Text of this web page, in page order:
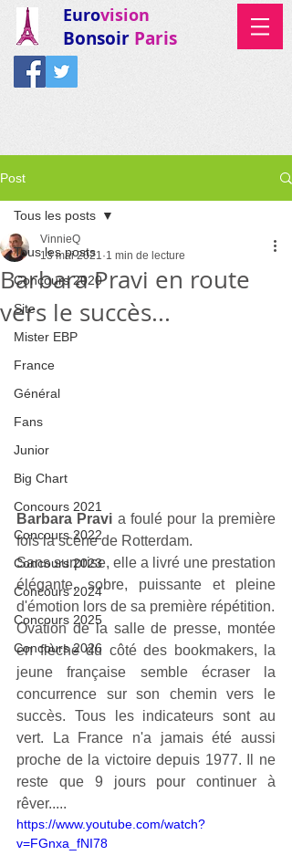
Eurovision
Bonsoir Paris
Post
Tous les posts
Concours 2020
Site
Mister EBP
France
Général
Fans
Junior
Big Chart
Concours 2021
Concours 2022
Concours 2023
Concours 2024
Concours 2025
Concours 2026
Tous les posts
Barbara Pravi en route
vers le succès...
VinnieQ
13 mai 2021 1 min de lecture
Barbara Pravi a foulé pour la première
fois la scène de Rotterdam.
Sans surprise, elle a livré une prestation
élégante, sobre, puissante et pleine
Ovation de la salle de presse, montée
en flèche du côté des bookmakers, la
jeune française semble écraser la
concurrence sur son chemin vers le
succès. Tous les indicateurs sont au
vert. La France n'a jamais été aussi
proche de la victoire depuis 1977. Il ne
reste que 9 jours pour continuer à
rêver.....
https://www.youtube.com/watch?
v=FGnxa_fNI78